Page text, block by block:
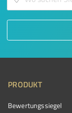
PRODUKT
Bewertungssiegel